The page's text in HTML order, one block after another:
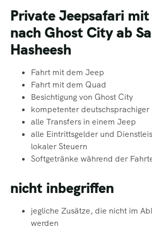
Private Jeepsafari
nach Ghost City ab
Hasheesh
Fahrt mit dem Jeep
Fahrt mit dem Quad
Besichtigung von Ghost City
kompetenter deutschsprachiger
alle Transfers in einem Jeep
alle Eintrittsgelder und
lokaler Steuern
Softgetränke während der
nicht inbegriffen
jegliche Zusätze, die nicht im
werden